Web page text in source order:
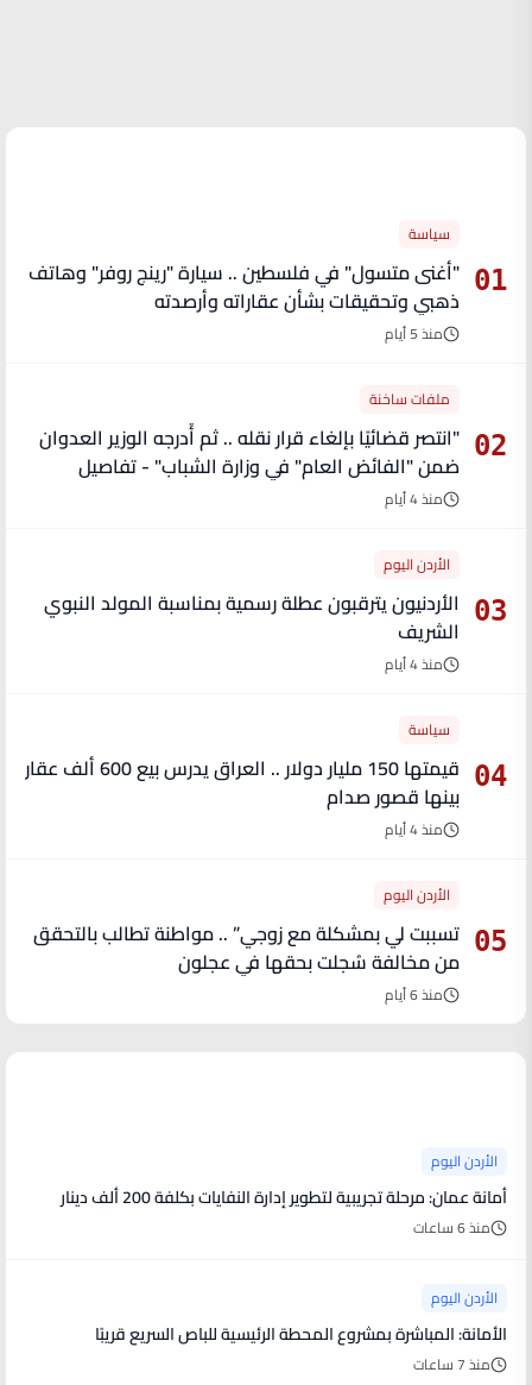
01
سياسة
"أغنى متسول" في فلسطين .. سيارة "رينج روفر" وهاتف
ذهبي وتحقيقات بشأن عقاراته وأرصدته
منذ 5 أيام
02
ملفات ساخنة
"انتصر قضائيًا بإلغاء قرار نقله .. ثم أُدرجه الوزير العدوان
ضمن "الفائض العام" في وزارة الشباب" - تفاصيل
منذ 4 أيام
03
الأردن اليوم
الأردنيون يترقبون عطلة رسمية بمناسبة المولد النبوي
الشريف
منذ 4 أيام
04
سياسة
قيمتها 150 مليار دولار .. العراق يدرس بيع 600 ألف عقار
بينها قصور صدام
منذ 4 أيام
05
الأردن اليوم
تسببت لي بمشكلة مع زوجي” .. مواطنة تطالب بالتحقق
من مخالفة سُجلت بحقها في عجلون
منذ 6 أيام
الأردن اليوم
أمانة عمان: مرحلة تجريبية لتطوير إدارة النفايات بكلفة 200 ألف دينار
منذ 6 ساعات
الأردن اليوم
الأمانة: المباشرة بمشروع المحطة الرئيسية للباص السريع قريبًا
منذ 7 ساعات